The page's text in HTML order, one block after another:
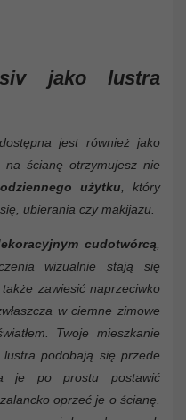
jako lustra
jest również jako
ścianę otrzymujesz nie
użytku, który
ubierania czy makijażu.
cudotwórcą,
wizualnie stają się
zawiesić naprzeciwko
w ciemne zimowe
Twoje mieszkanie
podobają się przede
je po prostu postawić
oprzeć je o ścianę.